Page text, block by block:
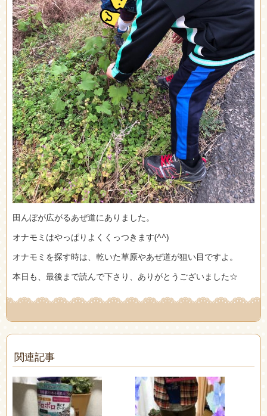
田んぼが広がるあぜ道にありました。
オナモミはやっぱりよくくっつきます(^^)
オナモミを探す時は、乾いた草原やあぜ道が狙い目ですよ。
本日も、最後まで読んで下さり、ありがとうございました☆
関連記事